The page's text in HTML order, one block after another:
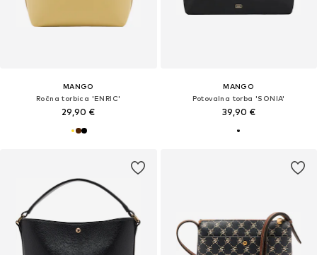
MANGO
Ročna torbica 'ENRIC'
29,90 €
MANGO
Potovalna torba 'SONIA'
39,90 €